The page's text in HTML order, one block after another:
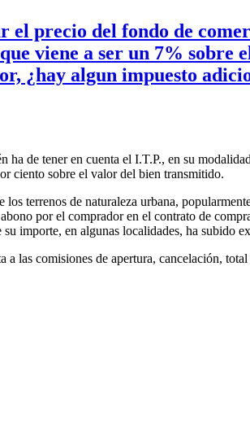
precio del fondo de
viene a ser un 7% sobre
¿hay algun impuesto
de tener en cuenta el I.T.P., en su
ciento sobre el valor del bien transmitido.
terrenos de naturaleza urbana,
por el comprador en el contrato de
importe, en algunas localidades, ha subido
las comisiones de apertura, cancelación,